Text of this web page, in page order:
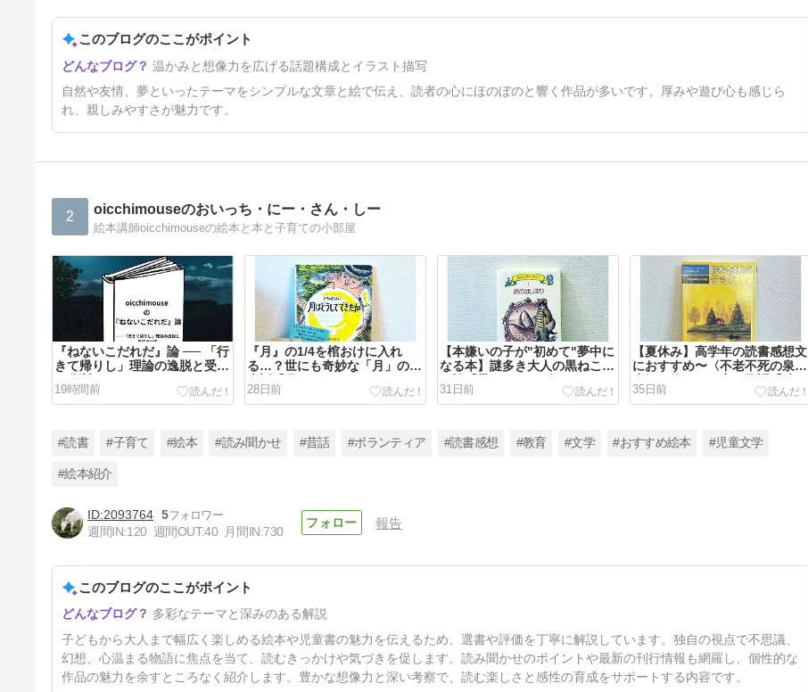
28回絵本学会横浜大会
1年2ヶ月前
このブログのここがポイント
温かみと想像力を広げる話題構成とイラスト描写
自然や友情、夢といったテーマをシンプルな文章と絵で伝え、読者の心にほのぼのと響く作品が多いです。厚みや遊び心も感じら
れ、親しみやすさが魅力です。
2 oicchimouseのおいっち・にー・さん・しー
絵本講師oicchimouseの絵本と本と子育ての小部屋
『ねないこだれだ』論 ── 「行
きて帰りし」理論の逸脱と受容
の分断
19時間前
『月』の1/4を棺おけに入れ
る…？世にも奇妙な「月」の由
来話『月はどうしてできたか』
28日前
【本嫌いの子が"初めて"夢中に
なる本】謎多き大人の黒ねこと
の旅『黒ねこサンゴロウシリー
ズ』
31日前
【夏休み】高学年の読書感想文
におすすめ〜〈不老不死の泉の
水〉を飲んだ一家の物語『時を
さまようタック』
35日前
中高生の読書離れ対策に！学校
図書館のイベント・企画アイデ
#読書 #子育て #絵本 #読み聞かせ #昔話 #ボランティア #読書感想 #教育 #文学 #おすすめ絵本 #児童文学
#絵本紹介
2093764 5
週間IN:120 週間OUT:40 月間IN:730
報告
このブログのここがポイント
多彩なテーマと深みのある解説
子どもから大人まで幅広く楽しめる絵本や児童書の魅力を伝えるため、選書や評価を丁寧に解説しています。独自の視点で不思議、
幻想、心温まる物語に焦点を当て、読むきっかけや気づきを促します。読み聞かせのポイントや最新の刊行情報も網羅し、個性的な
作品の魅力を余すところなく紹介します。豊かな想像力と深い考察で、読む楽しさと感性の育成をサポートする内容です。